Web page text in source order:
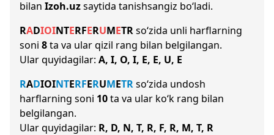
bilan Izoh.uzsaytida tanishsangiz bo‘ladi.
RADIOINTERFERUMETRso‘zida unli harflarning
soni 8ta va ular qizil rang bilan belgilangan.
Ular quyidagilar: A, I, O, I, E, E, U, E
RADIOINTERFERUMETRso‘zida undosh
harflarning soni 10ta va ular ko‘k rang bilan
belgilangan.
Ular quyidagilar: R, D, N, T, R, F, R, M, T, R